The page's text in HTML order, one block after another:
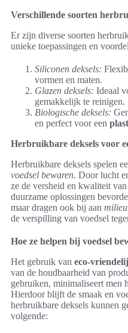
Verschillende soorten
Er zijn diverse soorten
unieke toepassingen en
Siliconen deksels:
vormen en maten.
Glazen deksels: Ideaal
gemakkelijk te reinigen.
Biologische deksels:
en perfect voor een
Herbruikbare deksels voor
Herbruikbare deksels spelen
voedsel bewaren. Door lucht
ze de versheid en kwaliteit
duurzame oplossingen
maar dragen ook bij aan
de verspilling van voedsel
Hoe ze helpen bij voedsel
Het gebruik van eco-
van de houdbaarheid van
gebruiken, minimaliseert men
Hierdoor blijft de smaak en
herbruikbare deksels kunnen
volgende: